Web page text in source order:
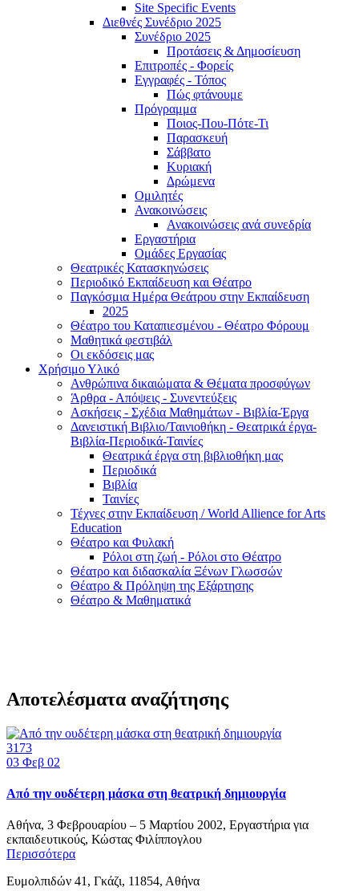
Site Specific Events
Διεθνές Συνέδριο 2025
Συνέδριο 2025
Προτάσεις & Δημοσίευση
Επιτροπές - Φορείς
Εγγραφές - Τόπος
Πώς φτάνουμε
Πρόγραμμα
Ποιος-Που-Πότε-Τι
Παρασκευή
Σάββατο
Κυριακή
Δρώμενα
Ομιλητές
Ανακοινώσεις
Ανακοινώσεις ανά συνεδρία
Εργαστήρια
Ομάδες Εργασίας
Θεατρικές Κατασκηνώσεις
Περιοδικό Εκπαίδευση και Θέατρο
Παγκόσμια Ημέρα Θεάτρου στην Εκπαίδευση
2025
Θέατρο του Καταπιεσμένου - Θέατρο Φόρουμ
Μαθητικά φεστιβάλ
Οι εκδόσεις μας
Χρήσιμο Υλικό
Ανθρώπινα δικαιώματα & Θέματα προσφύγων
Άρθρα - Απόψεις - Συνεντεύξεις
Ασκήσεις - Σχέδια Μαθημάτων - Βιβλία-Έργα
Δανειστική Βιβλιο/Ταινιοθήκη - Θεατρικά έργα-
Βιβλία-Περιοδικά-Ταινίες
Θεατρικά έργα στη βιβλιοθήκη μας
Περιοδικά
Βιβλία
Ταινίες
Τέχνες στην Εκπαίδευση / World Allience for Arts
Education
Θέατρο και Φυλακή
Ρόλοι στη ζωή - Ρόλοι στο Θέατρο
Θέατρο και διδασκαλία Ξένων Γλωσσών
Θέατρο & Πρόληψη της Εξάρτησης
Θέατρο & Μαθηματικά
Αποτελέσματα αναζήτησης
3173
03 Φεβ 02
Από την ουδέτερη μάσκα στη θεατρική δημιουργία
Αθήνα, 3 Φεβρουαρίου – 5 Μαρτίου 2002, Εργαστήρια για
εκπαιδευτικούς, Κώστας Φιλίππογλου
Περισσότερα
Ευμολπιδών 41, Γκάζι, 11854, Αθήνα